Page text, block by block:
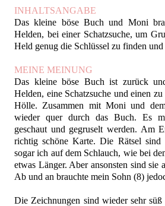
INHALTSANGABE
Das kleine böse Buch und Moni
Helden, bei einer Schatzsuche, um
Held genug die Schlüssel zu finden
MEINE MEINUNG
Das kleine böse Buch ist zurück
Helden, eine Schatzsuche und einen
Hölle. Zusammen mit Moni und
wieder quer durch das Buch. Es
geschaut und gegruselt werden. Am
richtig schöne Karte. Die Rätsel sind
sogar ich auf dem Schlauch, wie bei
etwas Länger. Aber ansonsten sind sie
Ab und an brauchte mein Sohn (8)
Die Zeichnungen sind wieder sehr